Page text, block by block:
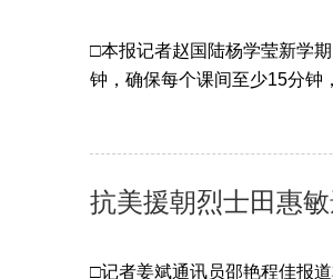
□本报记者赵国陆杨学莹新学
钟，确保每个课间至少15分钟
抗美援朝烈士田惠
□记者姜斌通讯员邵艳程佳报